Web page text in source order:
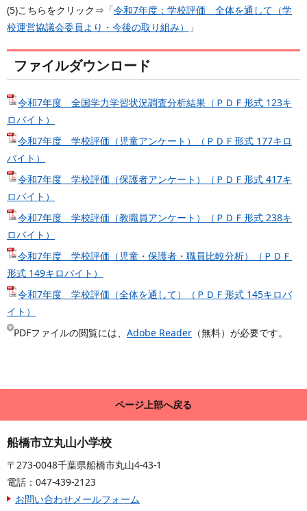
(5)こちらをクリック⇒「令和7年度：学校評価 全体を通して（学
校運営協議会委員より・今後の取り組み）
」
ファイルダウンロード
令和7年度 全国学力学習状況調査分析結果（ＰＤＦ形式 123キ
ロバイト）
令和7年度 学校評価（児童アンケート）（ＰＤＦ形式 177キロ
バイト）
令和7年度 学校評価（保護者アンケート）（ＰＤＦ形式 417キ
ロバイト）
令和7年度 学校評価（教職員アンケート）（ＰＤＦ形式 238キ
ロバイト）
令和7年度 学校評価（児童・保護者・職員比較分析）（ＰＤＦ
形式 149キロバイト）
令和7年度 学校評価（全体を通して）（ＰＤＦ形式 145キロバ
イト）
PDFファイルの閲覧には、 Adobe Reader （無料）が必要です。
ページ上部へ戻る
船橋市立丸山小学校
〒273-0048千葉県船橋市丸山4-43-1
電話：047-439-2123
お問い合わせメールフォーム